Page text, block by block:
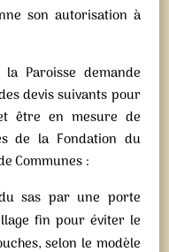
son autorisation à
Paroisse demande
devis suivants pour
être en mesure de
de la Fondation du
Communes :
sas par une porte
fin pour éviter le
selon le modèle